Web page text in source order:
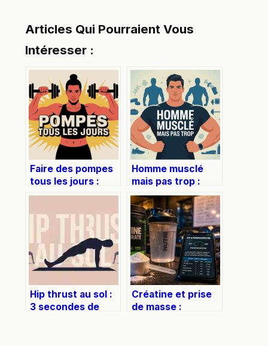
Articles Qui Pourraient Vous
Intéresser :
Faire des pompes
tous les jours :
bénéfices, risques
pratiques
Homme musclé
mais pas trop :
comment
atteindre
l’équilibre idéal
Hip thrust au sol :
3 secondes de
Créatine et prise
de masse :